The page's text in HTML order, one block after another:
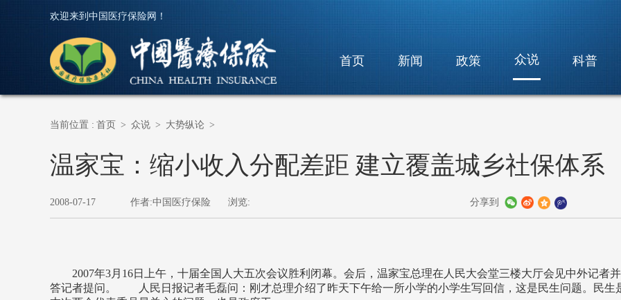
欢迎来到中国医疗保险网！
首页 新闻 政策 众说 科普
当前位置 : 首页 > 众说 > 大势纵论 >
温家宝：缩小收入分配差距 建立覆盖城乡社保体系
分享到
2008-07-17 作者:中国医疗保险 浏览:
2007年3月16日上午，十届全国人大五次会议胜利闭幕。会后，温家宝总理在人民大会堂三楼大厅会见中外记者
答记者提问。 人民日报记者毛磊问：刚才总理介绍了昨天下午给一所小学的小学生写回信，这是民生问题。民生